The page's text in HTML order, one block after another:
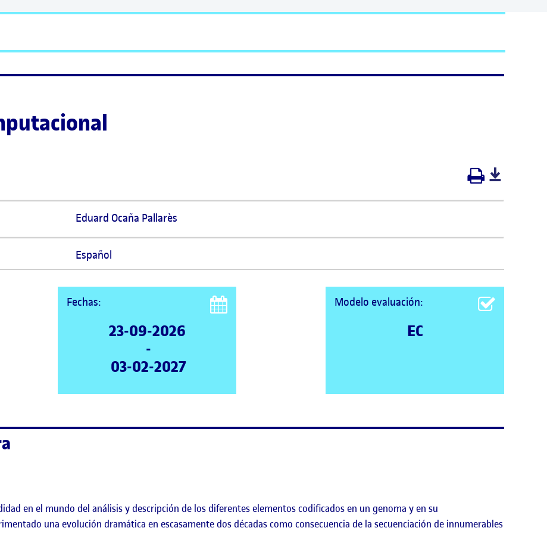
Eduard Ocaña Pallarès
Español
Fechas:
23-09-2026
-
03-02-2027
Modelo evaluación:
EC
en el mundo del análisis y descripción de los diferentes elementos codificados en un genoma y en su
una evolución dramática en escasamente dos décadas como consecuencia de la secuenciación de innumerables